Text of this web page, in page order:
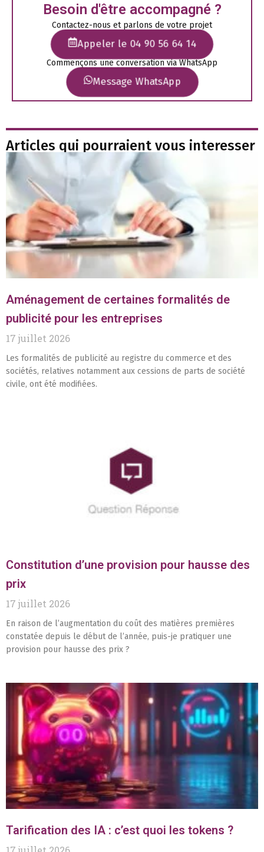
Besoin d'être accompagné ?
Contactez-nous et parlons de votre projet
Appeler le 04 90 56 64 14
Commençons une conversation via WhatsApp
Message WhatsApp
Articles qui pourraient vous interesser
Aménagement de certaines formalités de
publicité pour les entreprises
17 juillet 2026
Les formalités de publicité au registre du commerce et des
sociétés, relatives notamment aux cessions de parts de société
civile, ont été modifiées.
Constitution d’une provision pour hausse des
prix
17 juillet 2026
En raison de l’augmentation du coût des matières premières
constatée depuis le début de l’année, puis-je pratiquer une
provision pour hausse des prix ?
Tarification des IA : c’est quoi les tokens ?